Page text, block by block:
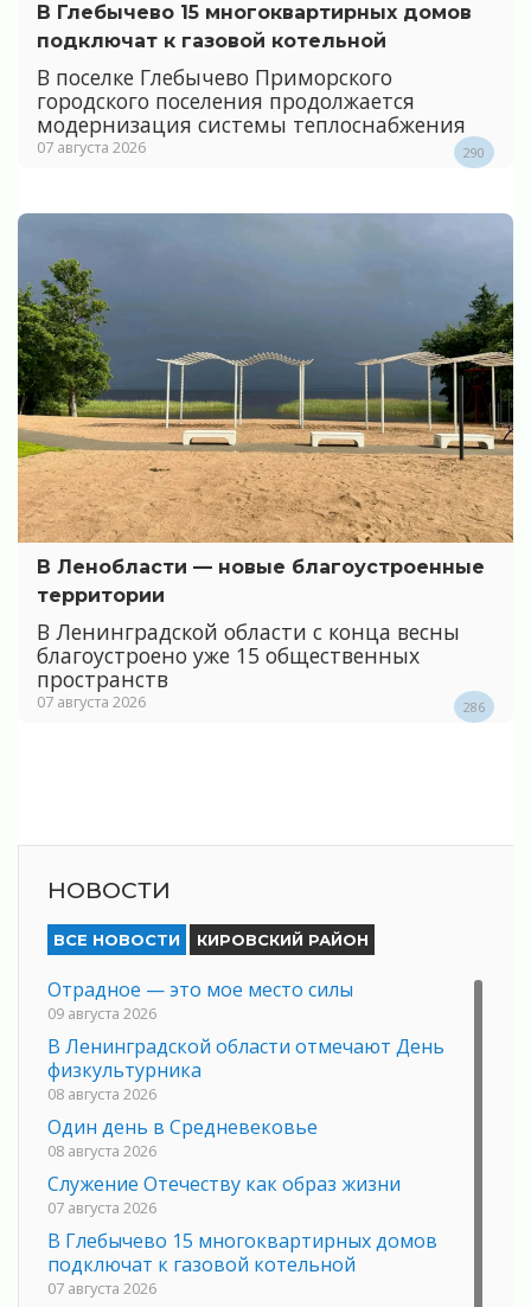
В Глебычево 15 многоквартирных домов
подключат к газовой котельной
В поселке Глебычево Приморского
городского поселения продолжается
модернизация системы теплоснабжения
07 августа 2026 290
В Ленобласти — новые благоустроенные
территории
В Ленинградской области с конца весны
благоустроено уже 15 общественных
пространств
07 августа 2026 286
НОВОСТИ
ВСЕ НОВОСТИ КИРОВСКИЙ РАЙОН
Отрадное — это мое место силы
09 августа 2026
В Ленинградской области отмечают День
физкультурника
08 августа 2026
Один день в Средневековье
08 августа 2026
Служение Отечеству как образ жизни
07 августа 2026
В Глебычево 15 многоквартирных домов
подключат к газовой котельной
07 августа 2026